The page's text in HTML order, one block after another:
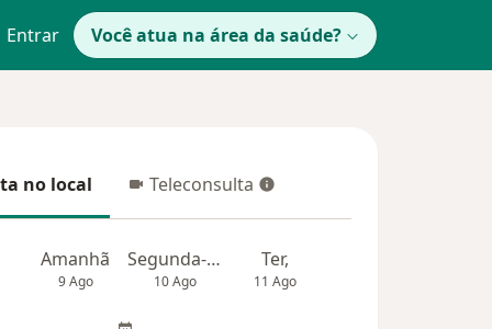
Entrar Você atua na área da saúde?
no local
no local Teleconsulta
Teleconsulta
Amanhã
9 Ago
Segunda-feira
10 Ago
Ter,
11 Ago